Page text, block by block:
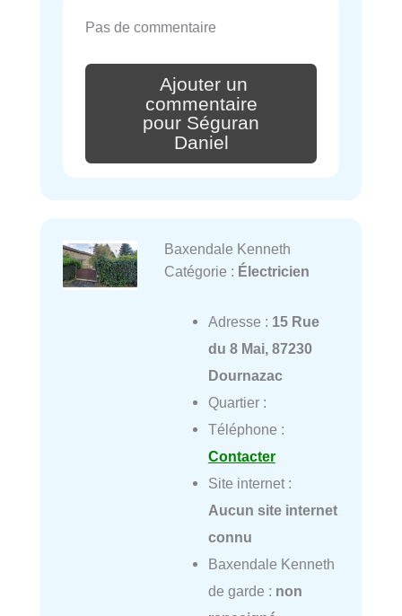
Pas de commentaire
Ajouter un
commentaire
pour Séguran
Daniel
Baxendale Kenneth
Catégorie : Électricien
Adresse : 15 Rue
du 8 Mai, 87230
Dournazac
Quartier :
Téléphone :
Contacter
Site internet :
Aucun site internet
connu
Baxendale Kenneth
de garde : non